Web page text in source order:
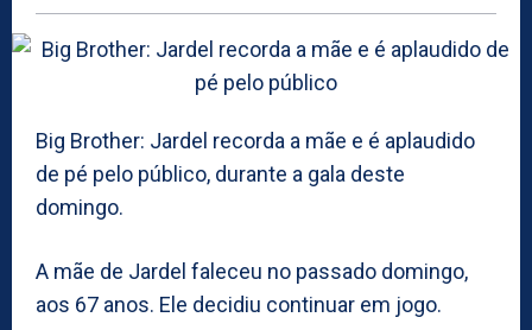
Big Brother: Jardel recorda a mãe e é aplaudido
de pé pelo público, durante a gala deste
domingo.
A mãe de Jardel faleceu no passado domingo,
aos 67 anos. Ele decidiu continuar em jogo.